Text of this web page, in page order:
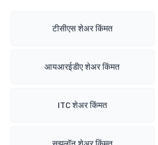
टीसीएस शेअर किंमत
आयआरईडीए शेअर किंमत
ITC शेअर किंमत